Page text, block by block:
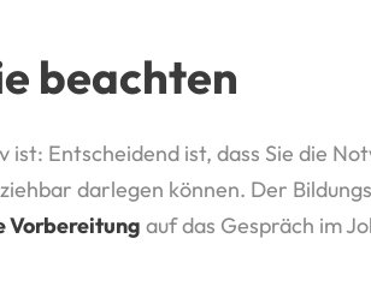
beachten
Entscheidend ist, dass Sie die
darlegen können. Der
Vorbereitung auf das Gespräch im